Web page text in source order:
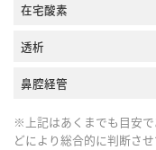
在宅酸素
透析
鼻腔経管
※上記はあくまでも目安
どにより総合的に判断させ